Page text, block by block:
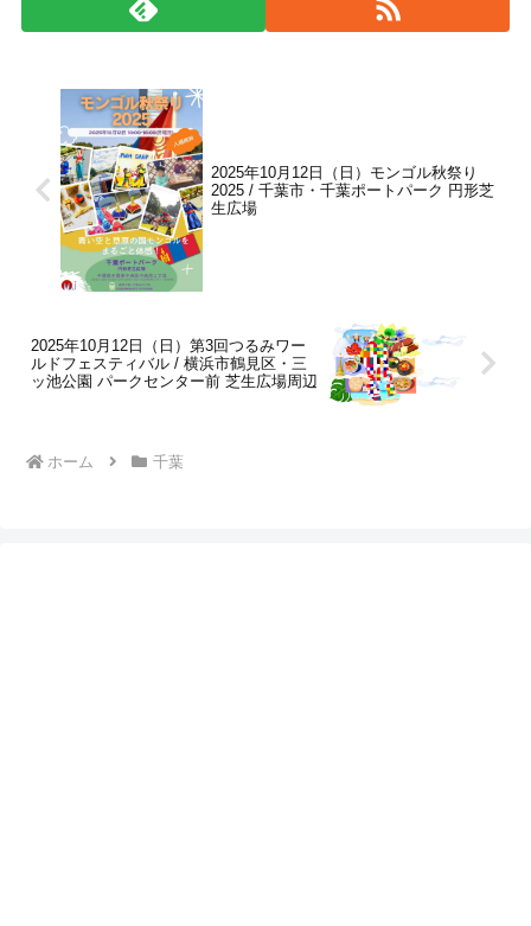
2025年10月12日（日）モンゴル秋祭り
2025 / 千葉市・千葉ポートパーク 円形芝
生広場
2025年10月12日（日）第3回つるみワー
ルドフェスティバル / 横浜市鶴見区・三
ッ池公園 パークセンター前 芝生広場周辺
ホーム 千葉